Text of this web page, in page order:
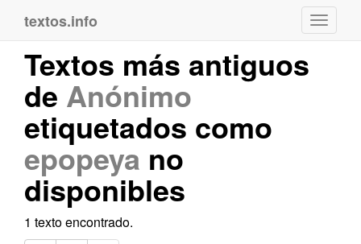
textos.info
Textos más antiguos
de Anónimo
etiquetados como
epopeya no
disponibles
1 texto encontrado.